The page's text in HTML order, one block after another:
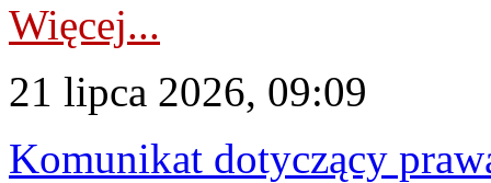
Więcej...
21 lipca 2026, 09:09
Komunikat dotyczący